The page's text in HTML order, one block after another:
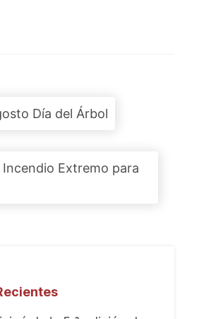
Día del Árbol
Incendio Extremo para